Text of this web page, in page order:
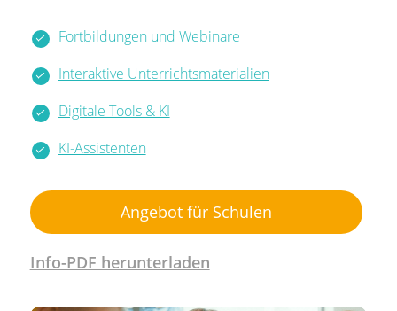
Fortbildungen und Webinare
Interaktive Unterrichtsmaterialien
Digitale Tools & KI
KI-Assistenten
Angebot für Schulen
Info-PDF herunterladen